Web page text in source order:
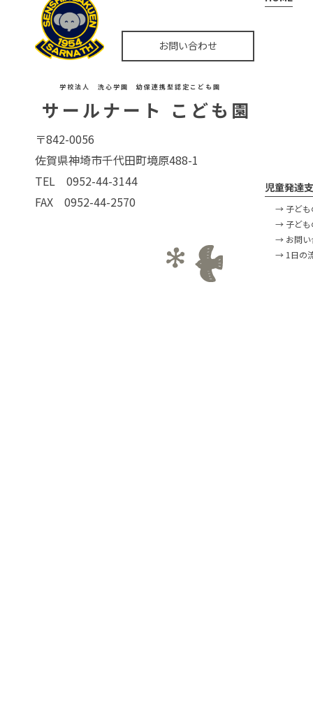
お問い合わせ
学校法人 洗心学園 幼保連携型認定こども園
サールナート こども園
〒842-0056
佐賀県神埼市千代田町境原488-1
TEL 0952-44-3144
FAX 0952-44-2570
児童発達
→ 子ども
→ 子ども
→ お問い
→ 1日の